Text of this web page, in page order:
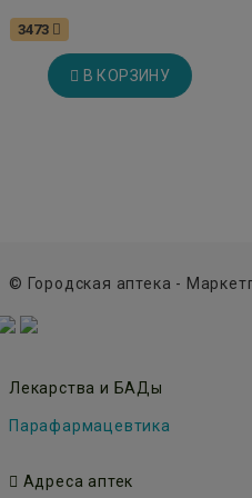
3473
В КОРЗИНУ
© Городская аптека -
Лекарства и БАДы
Парафармацевтика
Адреса аптек